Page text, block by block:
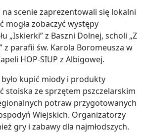
na scenie zaprezentowali się lokalni
mogła zobaczyć występy
„Iskierki” z Baszni Dolnej, scholi „Z
z parafii św. Karola Boromeusza w
HOP-SIUP z Albigowej.
kupić miody i produkty
stoiska ze sprzętem pszczelarskim
potraw przygotowanych
Wiejskich. Organizatorzy
gry i zabawy dla najmłodszych.